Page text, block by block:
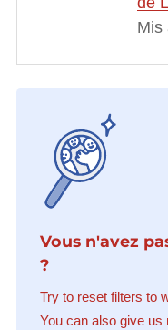
Mis
Vous n'avez
?
Try to reset filters to
You can also give us